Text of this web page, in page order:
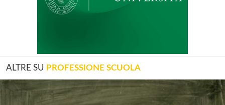
ALTRE SU PROFESSIONE SCUOLA